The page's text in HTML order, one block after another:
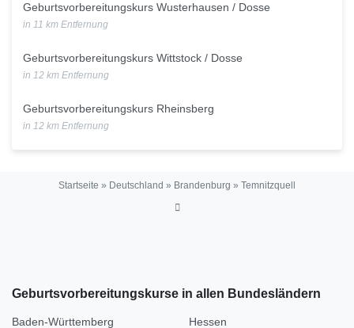
Geburtsvorbereitungskurs Wusterhausen / Dosse
in 11 km Entfernung
Geburtsvorbereitungskurs Wittstock / Dosse
in 12 km Entfernung
Geburtsvorbereitungskurs Rheinsberg
in 12 km Entfernung
Startseite » Deutschland » Brandenburg » Temnitzquell
Geburtsvorbereitungskurse in allen Bundesländern
Baden-Württemberg Hessen